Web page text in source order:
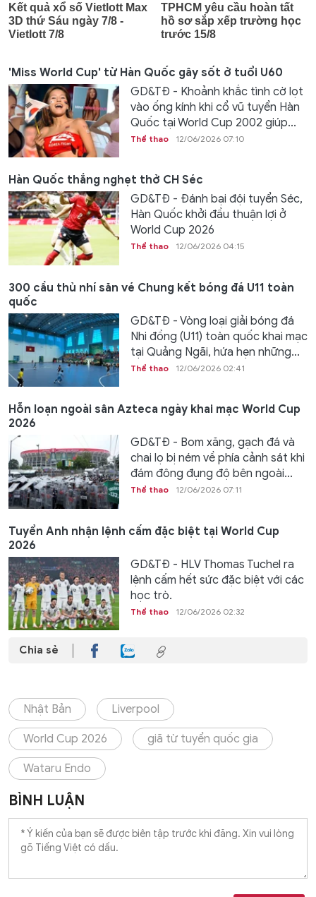
'Miss World Cup' từ Hàn Quốc gây sốt ở tuổi U60
GD&TĐ - Khoảnh khắc tình cờ lọt
vào ống kính khi cổ vũ tuyển Hàn
Quốc tại World Cup 2002 giúp...
Thể thao 12/06/2026 07:10
Hàn Quốc thắng nghẹt thở CH Séc
GD&TĐ - Đánh bại đội tuyển Séc,
Hàn Quốc khởi đầu thuận lợi ở
World Cup 2026
Thể thao 12/06/2026 04:15
300 cầu thủ nhí săn vé Chung kết bóng đá U11 toàn
quốc
GD&TĐ - Vòng loại giải bóng đá
Nhi đồng (U11) toàn quốc khai mạc
tại Quảng Ngãi, hứa hẹn những...
Thể thao 12/06/2026 02:41
Hỗn loạn ngoài sân Azteca ngày khai mạc World Cup
2026
GD&TĐ - Bom xăng, gạch đá và
chai lọ bị ném về phía cảnh sát khi
đám đông đụng độ bên ngoài...
Thể thao 12/06/2026 07:11
Tuyển Anh nhận lệnh cấm đặc biệt tại World Cup
2026
GD&TĐ - HLV Thomas Tuchel ra
lệnh cấm hết sức đặc biệt với các
học trò.
Thể thao 12/06/2026 02:32
Chia sẻ
Nhật Bản Liverpool
World Cup 2026 giã từ tuyển quốc gia
Wataru Endo
BÌNH LUẬN